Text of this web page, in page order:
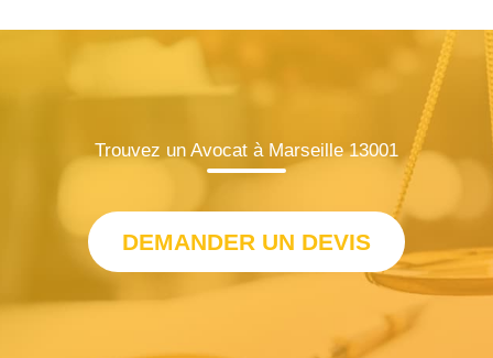
Trouvez un Avocat à Marseille 13001
DEMANDER UN DEVIS